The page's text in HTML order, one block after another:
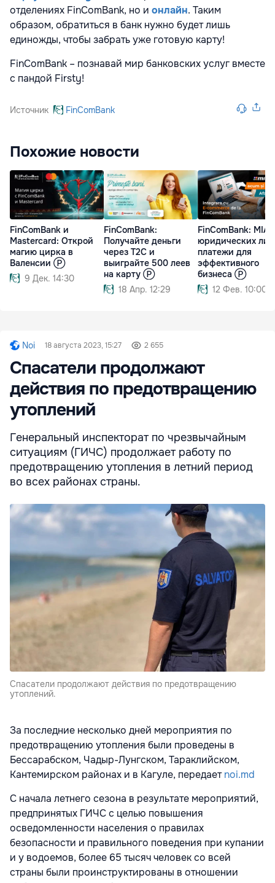
отделениях FinComBank, но и онлайн. Таким
образом, обратиться в банк нужно будет лишь
единожды, чтобы забрать уже готовую карту!
FinComBank – познавай мир банковских услуг вместе
с пандой Firsty!
Источник FinComBank
Похожие новости
FinComBank и
Mastercard: Открой
магию цирка в
Валенсии Ⓟ
9 Дек. 14:30
FinComBank:
Получайте деньги
через T2C и
выиграйте 500 леев
на карту Ⓟ
18 Апр. 12:29
FinComBank: MIA
юридических
платежи для
эффективного
бизнеса Ⓟ
12 Фев. 10:00
Noi 18 августа 2023, 15:27 2 655
Спасатели продолжают
действия по предотвращению
утоплений
Генеральный инспекторат по чрезвычайным
ситуациям (ГИЧС) продолжает работу по
предотвращению утопления в летний период
во всех районах страны.
Спасатели продолжают действия по предотвращению
утоплений.
За последние несколько дней мероприятия по
предотвращению утопления были проведены в
Бессарабском, Чадыр-Лунгском, Тараклийском,
Кантемирском районах и в Кагуле, передаетnoi.md
С начала летнего сезона в результате мероприятий,
предпринятых ГИЧС с целью повышения
осведомленности населения о правилах
безопасности и правильного поведения при купании
и у водоемов, более 65 тысяч человек со всей
страны были проинструктированы в отношении